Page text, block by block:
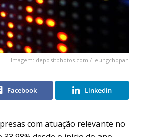
Imagem: depositphotos.com / leungchopan
Facebook Linkedin
com atuação relevante no